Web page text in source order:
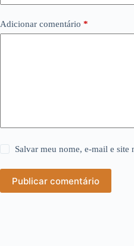
Adicionar comentário *
Salvar meu nome, e-mail e site
Publicar comentário